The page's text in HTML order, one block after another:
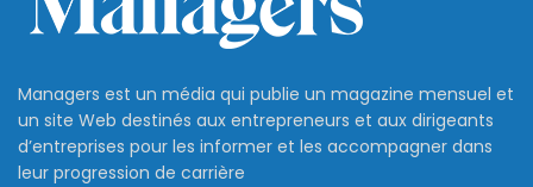
Managers est un média qui publie un magazine mensuel et
un site Web destinés aux entrepreneurs et aux dirigeants
d’entreprises pour les informer et les accompagner dans
leur progression de carrière